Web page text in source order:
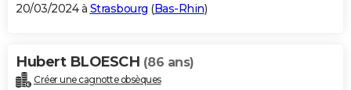
20/03/2024 à Strasbourg (Bas-Rhin)
Hubert BLOESCH (86 ans)
Créer une cagnotte obsèques